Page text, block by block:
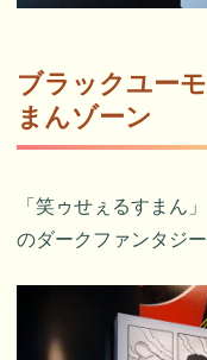
ブラックユー
まんゾーン
「笑ゥせぇるすまん
のダークファンタジ